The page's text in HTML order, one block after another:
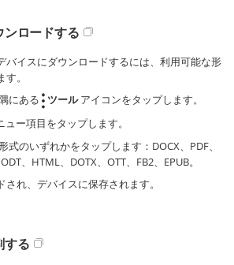
ンロードする
バイスにダウンロードするには、利用可能な形
。
にある
ツールアイコンをタップします。
ュー項目をタップします。
式のいずれかをタップします：DOCX、PDF、
、HTML、DOTX、OTT、FB2、EPUB。
れ、デバイスに保存されます。
する